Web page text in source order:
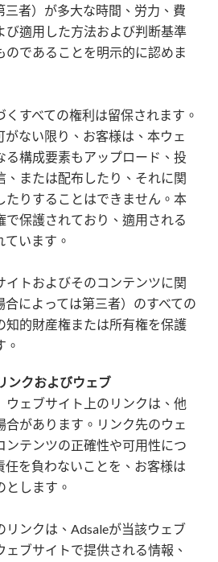
三者）が多大な時間、労力、費
び適用した方法および判断基準
のであることを明示的に認めま
すべての権利は留保されます。
がない限り、お客様は、本ウェ
る構成要素もアップロード、投
、または配布したり、それに関
たりすることはできません。本
で保護されており、適用される
います。
イトおよびそのコンテンツに関
合によっては第三者）のすべての
知的財産権または所有権を保護
。
ンクおよびウェブ
ェブサイト上のリンクは、他
合があります。リンク先のウェ
ンテンツの正確性や可用性につ
任を負わないことを、お客様は
します。
リンクは、Adsaleが当該ウェブ
ブサイトで提供される情報、